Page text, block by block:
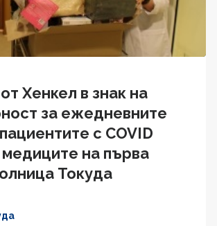
Хенкел в знак на
за ежедневните
с COVID
медиците на първа
Токуда